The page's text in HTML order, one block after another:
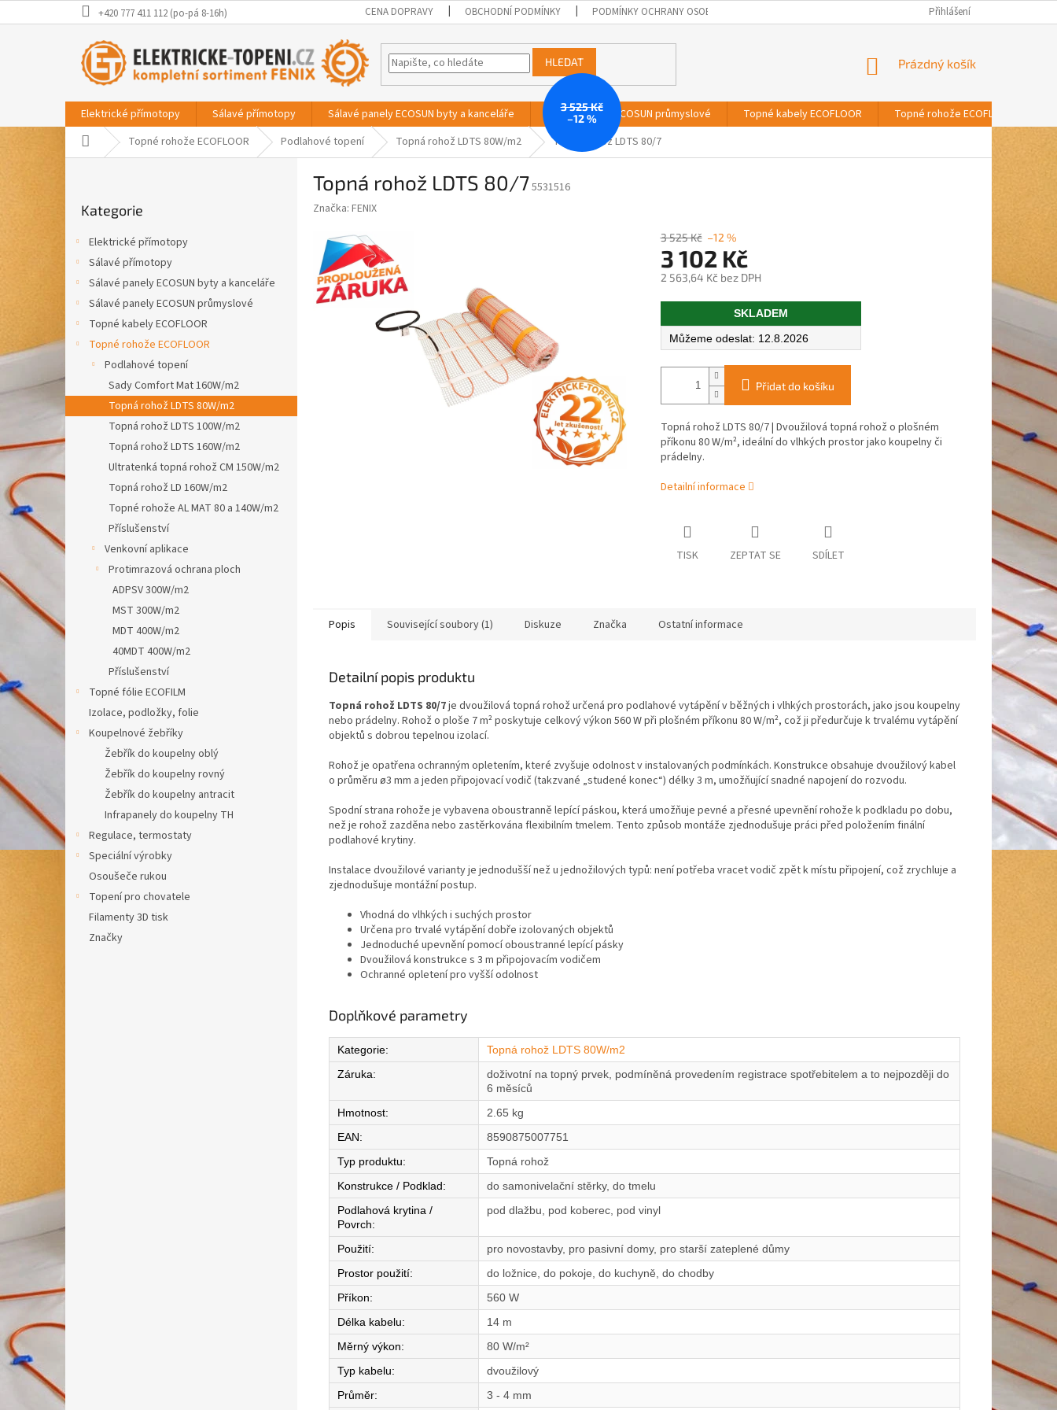
na
+420 777 411 112 (po-pá 8-16h) CENA DOPRAVY OBCHODNÍ PODMÍNKY PODMÍNKY OCHRANY OSOBNÍCH ÚDAJŮ Přihlášení
HLEDAT
NÁKUPNÍ
Prázdný košík
Elektrické přímotopy Sálavé přímotopy Sálavé panely ECOSUN byty a kanceláře Sálavé panely ECOSUN průmyslové Topné kabely ECOFLOOR Topné rohože ECOFLOOR
Domů Topné rohože ECOFLOOR Podlahové topení Topná rohož LDTS 80W/m2 Topná rohož LDTS 80/7
a
e
l
kategorie
Kategorie
Elektrické přímotopy
Sálavé přímotopy
Sálavé panely ECOSUN byty a kanceláře
Sálavé panely ECOSUN průmyslové
Topné kabely ECOFLOOR
Topné rohože ECOFLOOR
Podlahové topení
Sady Comfort Mat 160W/m2
Topná rohož LDTS 80W/m2
Topná rohož LDTS 100W/m2
Topná rohož LDTS 160W/m2
Ultratenká topná rohož CM 150W/m2
Topná rohož LD 160W/m2
Topné rohože AL MAT 80 a 140W/m2
Příslušenství
Venkovní aplikace
Protimrazová ochrana ploch
ADPSV 300W/m2
MST 300W/m2
MDT 400W/m2
40MDT 400W/m2
Příslušenství
Topné fólie ECOFILM
Izolace, podložky, folie
Koupelnové žebříky
Žebřík do koupelny oblý
Žebřík do koupelny rovný
Žebřík do koupelny antracit
Infrapanely do koupelny TH
Regulace, termostaty
Speciální výrobky
Osoušeče rukou
Topení pro chovatele
Filamenty 3D tisk
Značky
Topná rohož LDTS 80/75531516
Značka: FENIX
3 525 Kč
–12 %
3 525 Kč –12 %
3 102 Kč
2 563,64 Kč bez DPH
Měrná
SKLADEM
12.8.2026
Přidat do košíku
Topná rohož LDTS 80/7 | Dvoužilová topná rohož o plošném
příkonu 80 W/m², ideální do vlhkých prostor jako koupelny či
prádelny.
Detailní informace
TISK ZEPTAT SE SDÍLET
Popis Související soubory (1) Diskuze Značka Ostatní informace
Detailní popis produktu
Topná rohož LDTS 80/7je dvoužilová topná rohož určená pro podlahové vytápění v běžných i vlhkých prostorách, jako jsou koupelny
nebo prádelny. Rohož o ploše 7 m² poskytuje celkový výkon 560 W při plošném příkonu 80 W/m², což ji předurčuje k trvalému vytápění
objektů s dobrou tepelnou izolací.
Rohož je opatřena ochranným opletením, které zvyšuje odolnost v instalovaných podmínkách. Konstrukce obsahuje dvoužilový kabel
o průměru ø3 mm a jeden připojovací vodič (takzvané „studené konec“) délky 3 m, umožňující snadné napojení do rozvodu.
Spodní strana rohože je vybavena oboustranně lepící páskou, která umožňuje pevné a přesné upevnění rohože k podkladu po dobu,
než je rohož zazděna nebo zastěrkována flexibilním tmelem. Tento způsob montáže zjednodušuje práci před položením finální
podlahové krytiny.
Instalace dvoužilové varianty je jednodušší než u jednožilových typů: není potřeba vracet vodič zpět k místu připojení, což zrychluje a
zjednodušuje montážní postup.
Vhodná do vlhkých i suchých prostor
Určena pro trvalé vytápění dobře izolovaných objektů
Jednoduché upevnění pomocí oboustranné lepící pásky
Dvoužilová konstrukce s 3 m připojovacím vodičem
Ochranné opletení pro vyšší odolnost
Doplňkové parametry
Kategorie:
Topná rohož LDTS 80W/m2
Záruka:
doživotní na topný prvek, podmíněná provedením registrace spotřebitelem a to nejpozději do
6 měsíců
Hmotnost:
2.65 kg
EAN:
8590875007751
Typ produktu:
Topná rohož
Konstrukce / Podklad:
do samonivelační stěrky, do tmelu
Podlahová krytina /
Povrch:
pod dlažbu, pod koberec, pod vinyl
Použití:
pro novostavby, pro pasivní domy, pro starší zateplené důmy
Prostor použití:
do ložnice, do pokoje, do kuchyně, do chodby
Příkon:
560 W
Délka kabelu:
14 m
Měrný výkon:
80 W/m²
Typ kabelu:
dvoužilový
Průměr:
3 - 4 mm